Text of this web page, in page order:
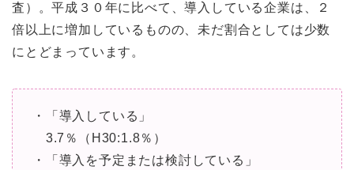
査）。平成３０年に比べて、導入している企業は、２
倍以上に増加しているものの、未だ割合としては少数
にとどまっています。
・「導入している」
3.7％（H30:1.8％）
・「導入を予定または検討している」